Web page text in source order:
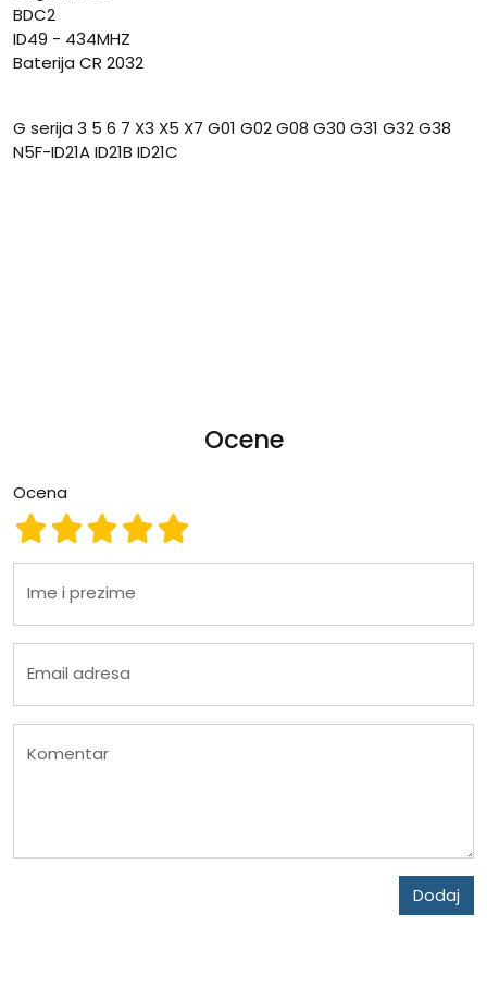
BDC2
ID49 - 434MHZ
Baterija CR 2032
G serija 3 5 6 7 X3 X5 X7 G01 G02 G08 G30 G31 G32 G38
N5F-ID21A ID21B ID21C
Ocene
Ocena
Ocena 5
Ocena 4
Ocena 3
Ocena 2
Ocena 1
Ime i prezime
Email adresa
Komentar
Dodaj